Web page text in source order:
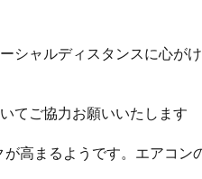
シャルディスタンスに心が
てご協力お願いいたします
高まるようです。エアコン